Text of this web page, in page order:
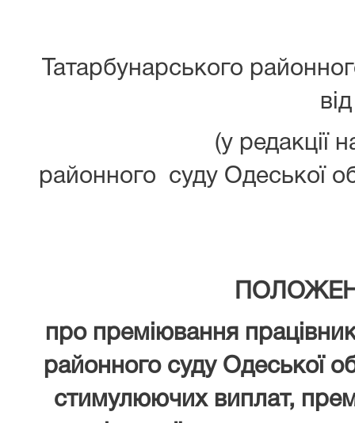
Татарбунарського
(у редакції наказу
районного суду Одеської
про преміювання
районного суду Одеської
стимулюючих виплат,